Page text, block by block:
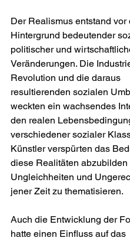
Der Realismus entstand vor
Hintergrund bedeutender
politischer und
Veränderungen. Die
Revolution und die daraus
resultierenden sozialen
weckten ein wachsendes
den realen
verschiedener sozialer
Künstler verspürten das
diese Realitäten abzubilden
Ungleichheiten und
jener Zeit zu thematisieren.
Auch die Entwicklung der
hatte einen Einfluss auf das